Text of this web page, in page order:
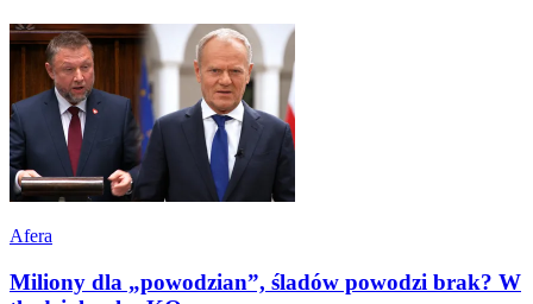
Afera
Miliony dla „powodzian”, śladów powodzi brak? W